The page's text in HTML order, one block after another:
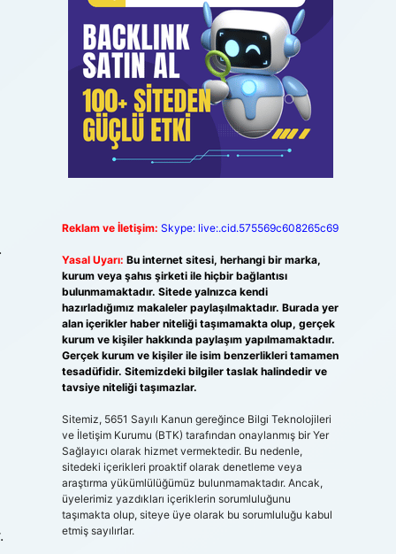
Reklam ve İletişim: Skype: live:.cid.575569c608265c69
Yasal Uyarı: Bu internet sitesi, herhangi bir marka,
kurum veya şahıs şirketi ile hiçbir bağlantısı
bulunmamaktadır. Sitede yalnızca kendi
hazırladığımız makaleler paylaşılmaktadır. Burada yer
alan içerikler haber niteliği taşımamakta olup, gerçek
kurum ve kişiler hakkında paylaşım yapılmamaktadır.
Gerçek kurum ve kişiler ile isim benzerlikleri tamamen
tesadüfidir. Sitemizdeki bilgiler taslak halindedir ve
tavsiye niteliği taşımazlar.
Sitemiz, 5651 Sayılı Kanun gereğince Bilgi Teknolojileri
ve İletişim Kurumu (BTK) tarafından onaylanmış bir Yer
Sağlayıcı olarak hizmet vermektedir. Bu nedenle,
sitedeki içerikleri proaktif olarak denetleme veya
araştırma yükümlülüğümüz bulunmamaktadır. Ancak,
üyelerimiz yazdıkları içeriklerin sorumluluğunu
taşımakta olup, siteye üye olarak bu sorumluluğu kabul
etmiş sayılırlar.